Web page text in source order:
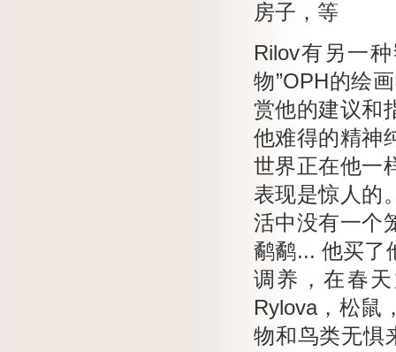
房子，等
Rilov有另一
物”OPH的绘
赏他的建议和
他难得的精神
世界正在他一
表现是惊人的
活中没有一个
鹬鹬... 他买了
调养，在春
Rylova，松鼠
物和鸟类无惧